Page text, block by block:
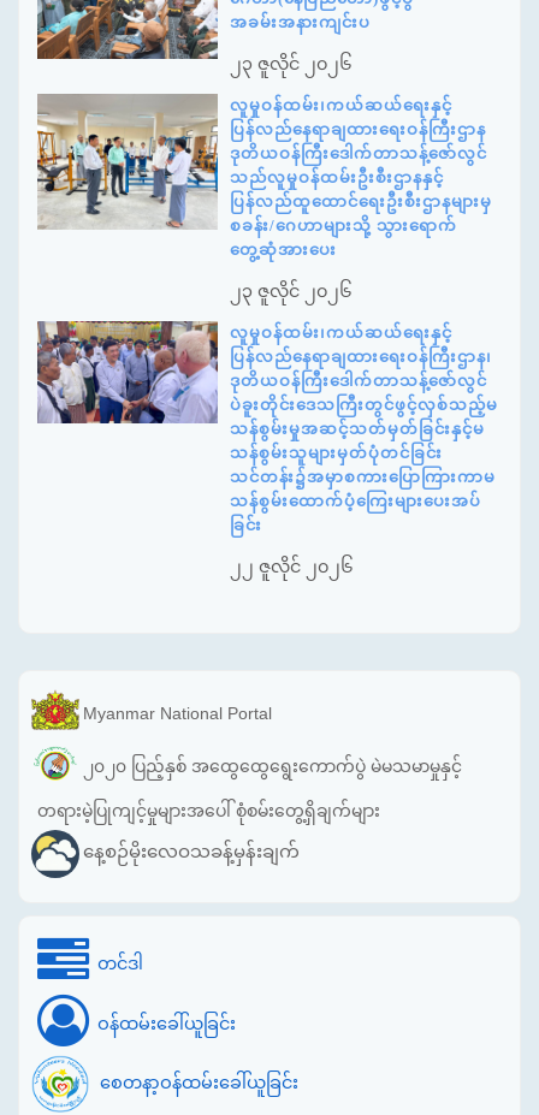
အခမ်းအနားကျင်းပ
၂၃ ဇူလိုင် ၂၀၂၆
လူမှုဝန်ထမ်း၊ကယ်ဆယ်ရေးနှင့်
ပြန်လည်နေရာချထားရေးဝန်ကြီးဌာန
ဒုတိယဝန်ကြီးဒေါက်တာသန့်ဇော်လွင်
သည်လူမှုဝန်ထမ်းဦးစီးဌာနနှင့်
ပြန်လည်ထူထောင်ရေးဦးစီးဌာနများမှ
စခန်း/ဂေဟာများသို့ သွားရောက်
တွေ့ဆုံအားပေး
၂၃ ဇူလိုင် ၂၀၂၆
လူမှုဝန်ထမ်း၊ကယ်ဆယ်ရေးနှင့်
ပြန်လည်နေရာချထားရေးဝန်ကြီးဌာန၊
ဒုတိယဝန်ကြီးဒေါက်တာသန့်ဇော်လွင်
ပဲခူးတိုင်းဒေသကြီးတွင်ဖွင့်လှစ်သည့်မ
သန်စွမ်းမှုအဆင့်သတ်မှတ်ခြင်းနှင့်မ
သန်စွမ်းသူများမှတ်ပုံတင်ခြင်း
သင်တန်း၌အမှာစကားပြောကြားကာမ
သန်စွမ်းထောက်ပံ့ကြေးများပေးအပ်
ခြင်း
၂၂ ဇူလိုင် ၂၀၂၆
Myanmar National Portal
၂၀၂၀ ပြည့်နှစ် အထွေထွေရွေးကောက်ပွဲ မဲမသမာမှုနှင့်
တရားမဲ့ပြုကျင့်မှုများအပေါ် စုံစမ်းတွေ့ရှိချက်များ
နေ့စဉ်မိုးလေဝသခန့်မှန်းချက်
တင်ဒါ
ဝန်ထမ်းခေါ်ယူခြင်း
စေတနာ့ဝန်ထမ်းခေါ်ယူခြင်း